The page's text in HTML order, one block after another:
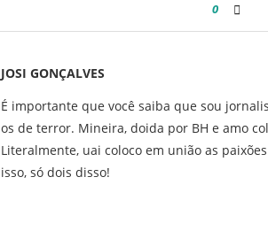
0
JOSI GONÇALVES
É importante que você saiba que sou
os de terror. Mineira, doida por BH e amo
Literalmente, uai coloco em união as
isso, só dois disso!